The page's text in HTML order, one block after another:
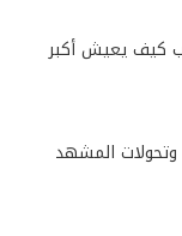
كيف يعيش أكبر
وتحولات المشهد